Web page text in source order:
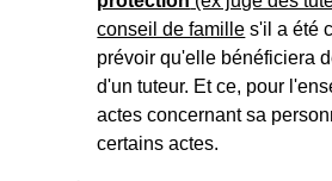
conseil de famille s'il a été
prévoir qu'elle bénéficiera
d'untuteur. Et ce, pour
actes concernant sa
certains actes.